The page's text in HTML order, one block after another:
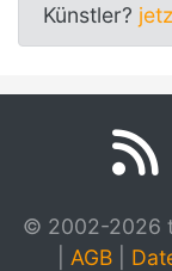
Künstler?
© 2002-2026
AGB